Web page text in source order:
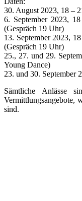
30. August 2023, 18 –
6. September 2023,
(Gespräch 19 Uhr)
13. September 2023,
(Gespräch 19 Uhr)
25., 27. und 29.
Young Dance)
23. und 30. September
Sämtliche Anlässe
Vermittlungsangebote,
sind.